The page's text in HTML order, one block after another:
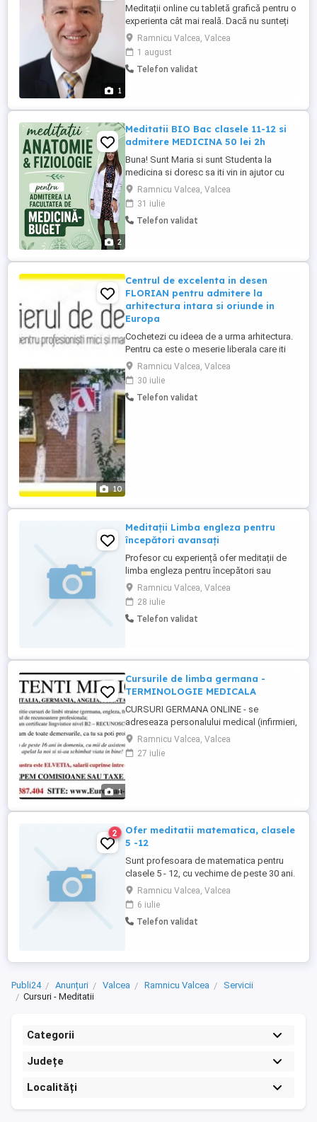
1
Meditații online cu tabletă grafică pentru o
experienta cât mai reală. Dacă nu sunteți
mulțumiți de calitatea predării nu vă costă
nimic. Încercați!
Ramnicu Valcea, Valcea
1 august
Telefon validat
2
Meditatii BIO Bac clasele 11-12 si
admitere MEDICINA 50 lei 2h
Buna! Sunt Maria si sunt Studenta la
medicina si doresc sa iti vin in ajutor cu
invatatul biologiei ! Ofer Biologie BAC
clasa 11-12 si admitere MEDICINA Durata
este de 2h si costa 50 de lei. Ofer
explicatii pe scheme , notite si desene
Ramnicu Valcea, Valcea
31 iulie
Telefon validat
10
Centrul de excelenta in desen
FLORIAN pentru admitere la
arhitectura intara si oriunde in
Europa
Cochetezi cu ideea de a urma arhitectura.
Pentru ca este o meserie liberala care iti
ofera un statut social onorabil, privilegiat.
...
Ramnicu Valcea, Valcea
30 iulie
Telefon validat
Meditații Limba engleza pentru
începători avansați
Profesor cu experiență ofer meditații de
limba engleza pentru începători sau
avansați, rezultate garantate, preturi foarte
accesibile.
Ramnicu Valcea, Valcea
28 iulie
Telefon validat
1
Cursurile de limba germana -
TERMINOLOGIE MEDICALA
CURSURI GERMANA ONLINE - se
adreseaza personalului medical (infirmieri,
asistenti medicali, medici, kinetoterapeuti,
etc.) http://www.european-
freedom.eu/cursuri-interactive/curs-limba-
TERMINOLOGIE ...
Ramnicu Valcea, Valcea
27 iulie
2
Ofer meditatii matematica, clasele
5 -12
Sunt profesoara de matematica pentru
clasele 5 - 12, cu vechime de peste 30 ani.
Sunt absolventa a Facultatii de
Matematica, Universitatea Bucuresti.
(Profesor titular la Colegiul National
Alexandru Lahovari, Ramnicu Valcea, cu
...
Ramnicu Valcea, Valcea
6 iulie
Telefon validat
Publi24 Anunțuri Valcea Ramnicu Valcea
Servicii
Cursuri - Meditatii
Categorii
Județe
Localități